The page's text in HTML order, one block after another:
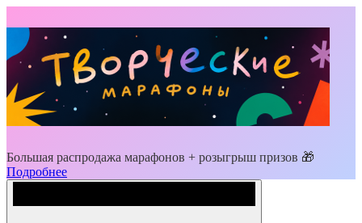
Большая распродажа марафонов + розыгрыш призов 🎁
Подробнее